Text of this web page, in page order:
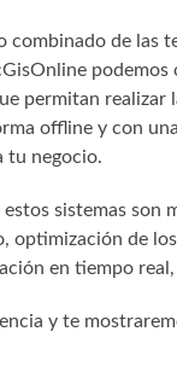
combinado de las
podemos
permitan realizar
offline y con
tu negocio.
estos sistemas son
optimización de
en tiempo real,
y te